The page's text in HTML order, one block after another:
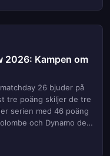
2026: Kampen om
26 bjuder på
tre poäng skiljer de tre
serien med 46 poäng
och Dynamo de